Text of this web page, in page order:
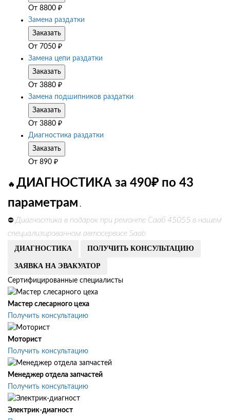
От 8800 ₽
Замена раздатки
Заказать
От 7050 ₽
Замена цепи раздатки
Заказать
От 3880 ₽
Замена подшипников раздатки
Заказать
От 3880 ₽
Диагностика раздатки
Заказать
От 890 ₽
🔥 ДИАГНОСТИКА за 490₽ по 43
параметрам .
⛔ Диагностика в подарок при ремонте Сааб 45055 в нашем
специализированном автосервисе Saab
ДИАГНОСТИКА ПОЛУЧИТЬ КОНСУЛЬТАЦИЮ
ЗАЯВКА НА ЭВАКУАТОР
Сертифицированные специалисты
Мастер слесарного цеха
Получить консультацию
Моторист
Получить консультацию
Менеджер отдела запчастей
Получить консультацию
Электрик-диагност